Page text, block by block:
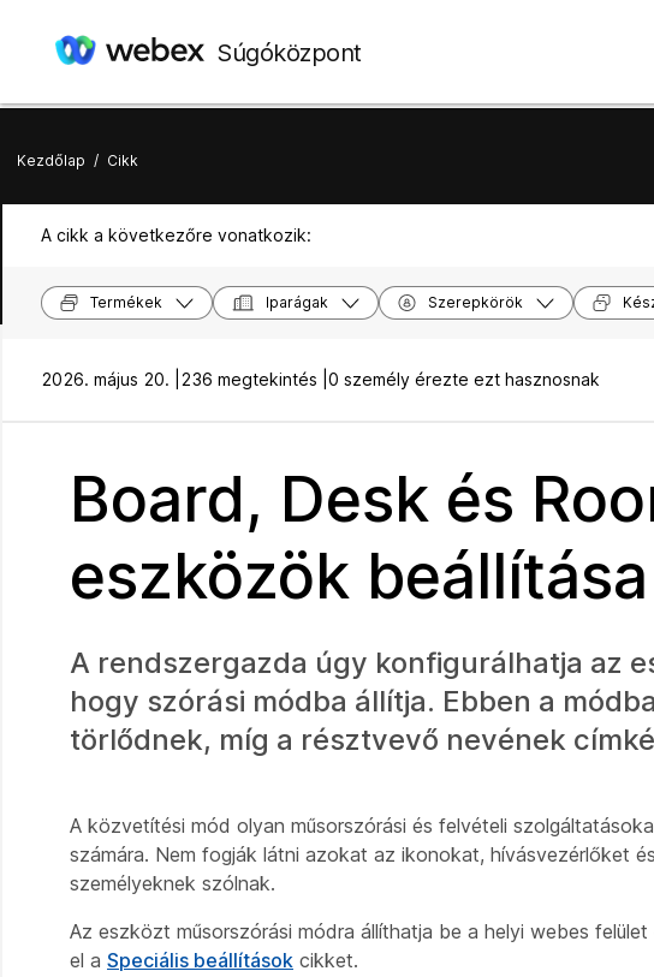
Súgóközpont
Kezdőlap / Cikk
A cikk a következőre vonatkozik:
Termékek Iparágak Szerepkörök
2026. május 20. | 236 megtekintés | 0 személy érezte ezt hasznosnak
Board, Desk és
eszközök
A rendszergazda úgy konfigurálhatja az
hogy szórási módba állítja. Ebben a
törlődnek, míg a résztvevő nevének
A közvetítési mód olyan műsorszórási és felvételi
számára. Nem fogják látni azokat az ikonokat, hívásvezérlőket
személyeknek szólnak.
Az eszközt műsorszórási módra állíthatja be a helyi webes
el a Speciális beállítások cikket.